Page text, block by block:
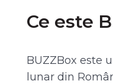
Ce este
BUZZBox este
lunar din